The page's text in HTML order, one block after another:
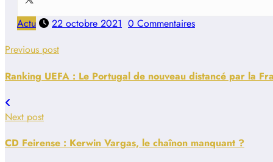
Actu 22 octobre 2021 0 Commentaires
Previous post
Ranking UEFA : Le Portugal de nouveau distancé par la
Next post
CD Feirense : Kerwin Vargas, le chaînon manquant ?